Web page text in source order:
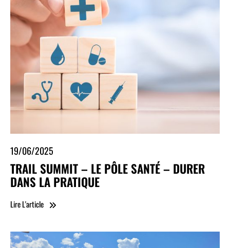
19/06/2025
TRAIL SUMMIT – LE PÔLE SANTÉ – DURER
DANS LA PRATIQUE
Lire L'article